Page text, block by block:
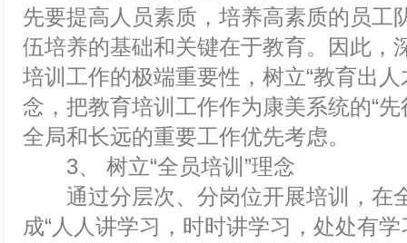
先要提高人员素质，培养高素质的员工
伍培养的基础和关键在于教育。因此，
培训工作的极端重要性，树立“教育出
念，把教育培训工作作为康美系统的“
全局和长远的重要工作优先考虑。
3、 树立“全员培训”理念
通过分层次、分岗位开展培训，在
成“人人讲学习，时时讲学习，处处有